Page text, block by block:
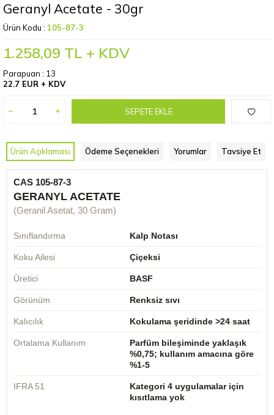
Geranyl Acetate - 30gr
Ürün Kodu : 105-87-3
1.258,09 TL + KDV
Parapuan : 13
22.7 EUR + KDV
SEPETE EKLE
Ürün Açıklaması Ödeme Seçenekleri Yorumlar Tavsiye Et
CAS 105-87-3
GERANYL ACETATE
(Geranil Asetat, 30 Gram)
Sınıflandırma Kalp Notası
Koku Ailesi Çiçeksi
Üretici BASF
Görünüm Renksiz sıvı
Kalıcılık Kokulama şeridinde >24 saat
Ortalama Kullanım
Parfüm bileşiminde yaklaşık
%0,75; kullanım amacına göre
%1-5
IFRA 51
Kategori 4 uygulamalar için
kısıtlama yok